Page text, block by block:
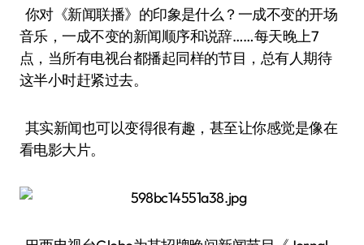
你对《新闻联播》的印象是什么？一成不变的开场
音乐，一成不变的新闻顺序和说辞……每天晚上7
点，当所有电视台都播起同样的节目，总有人期待
这半小时赶紧过去。
其实新闻也可以变得很有趣，甚至让你感觉是像在
看电影大片。